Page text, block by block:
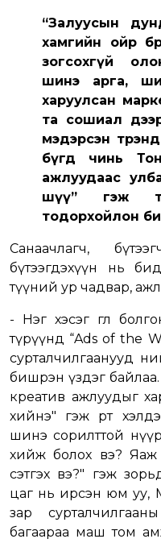
“Залуусын
хамгийн ойр
зогсохгүй
шинэ арга,
харуулсан
та сошиал
мэдэрсэн
бүгд чинь
ажлуудаас
шүү” гэж
тодорхойлон
Санаачлагч,
бүтээгдэхүүн нь
түүний ур чадвар,
- Нэг хэсэг өглөө
түрүүнд “Ads of the
сурталчилгаанууд
бишрэн үздэг
креатив ажлуудыг
хийнэ" гэж өөртөө
шинэ сорилттой нүүр
хийж болох вэ? Яаж
сэтгэх вэ?" гэж
цаг нь ирсэн юм уу,
зар
багаараа маш том